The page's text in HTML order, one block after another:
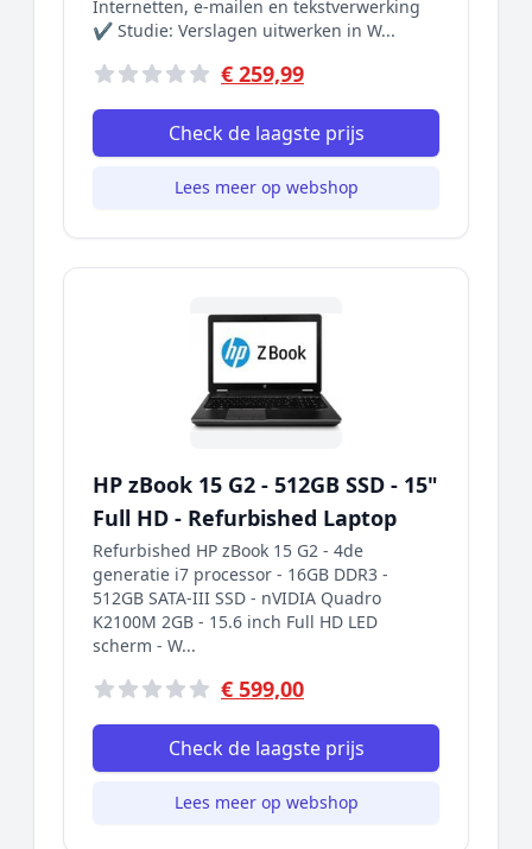
Internetten, e-mailen en tekstverwerking
✔ Studie: Verslagen uitwerken in W...
€ 259,99
Check de laagste prijs
Lees meer op webshop
HP zBook 15 G2 - 512GB SSD - 15"
Full HD - Refurbished Laptop
Refurbished HP zBook 15 G2 - 4de
generatie i7 processor - 16GB DDR3 -
512GB SATA-III SSD - nVIDIA Quadro
K2100M 2GB - 15.6 inch Full HD LED
scherm - W...
€ 599,00
Check de laagste prijs
Lees meer op webshop